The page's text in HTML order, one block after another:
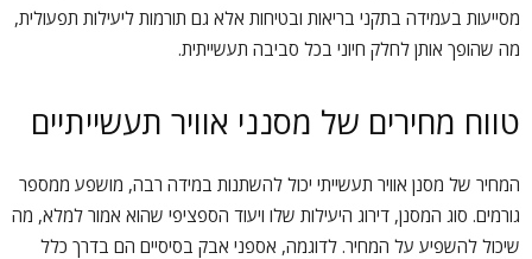
מסייעות בעמידה בתקני בריאות ובטיחות אלא גם תורמות ליעילות תפעולית,
מה שהופך אותן לחלק חיוני בכל סביבה תעשייתית.
טווח מחירים של מסנני אוויר תעשייתיים
המחיר של מסנן אוויר תעשייתי יכול להשתנות במידה רבה, מושפע ממספר
גורמים. סוג המסנן, דירוג היעילות שלו ויעוד הספציפי שהוא אמור למלא, מה
שיכול להשפיע על המחיר. לדוגמה, אספני אבק בסיסיים הם בדרך כלל